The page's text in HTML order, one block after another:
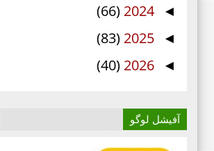
◄
2024
(66)
◄
2025
(83)
◄
2026
(40)
آفیشل لوگو